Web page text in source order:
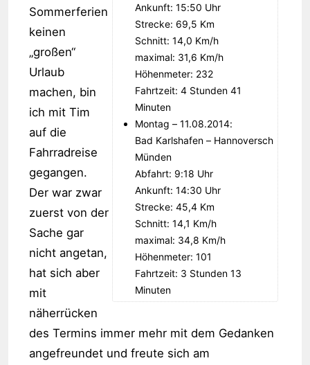
Ankunft: 15:50 Uhr
Strecke: 69,5 Km
Schnitt: 14,0 Km/h
maximal: 31,6 Km/h
Höhenmeter: 232
Fahrtzeit: 4 Stunden 41
Minuten
Montag – 11.08.2014:
Bad Karlshafen – Hannoversch
Münden
Abfahrt: 9:18 Uhr
Ankunft: 14:30 Uhr
Strecke: 45,4 Km
Schnitt: 14,1 Km/h
maximal: 34,8 Km/h
Höhenmeter: 101
Fahrtzeit: 3 Stunden 13
Minuten
Sommerferien
keinen
„großen“
Urlaub
machen, bin
ich mit Tim
auf die
Fahrradreise
gegangen.
Der war zwar
zuerst von der
Sache gar
nicht angetan,
hat sich aber
mit
näherrücken
des Termins immer mehr mit dem Gedanken
angefreundet und freute sich am